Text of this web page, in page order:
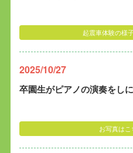
起震車体験の様
2025/10/27
卒園生がピアノの演奏をし
お写真はこ